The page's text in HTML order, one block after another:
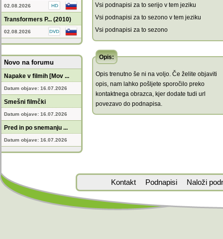
02.08.2026
Transformers P... (2010)
02.08.2026
Novo na forumu
Napake v filmih [Mov ...
Datum objave: 16.07.2026
Smešni filmčki
Datum objave: 16.07.2026
Pred in po snemanju ...
Datum objave: 16.07.2026
Vsi podnapisi za to serijo v tem jeziku
Vsi podnapisi za to sezono v tem jeziku
Vsi podnapisi za to sezono
Opis:
Opis trenutno še ni na voljo. Če želite objaviti
opis, nam lahko pošljete sporočilo preko
kontaktnega obrazca, kjer dodate tudi url
povezavo do podnapisa.
Kontakt Podnapisi Naloži